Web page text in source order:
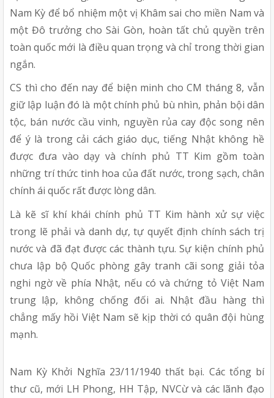
Nam Kỳ để bổ nhiệm một vị Khâm sai cho miền Nam và
một Đô trưởng cho Sài Gòn, hoàn tất chủ quyền trên
toàn quốc mới là điều quan trọng và chỉ trong thời gian
ngắn.
CS thì cho đến nay để biện minh cho CM tháng 8, vẫn
giữ lập luận đó là một chính phủ bù nhìn, phản bội dân
tộc, bán nước cầu vinh, nguyền rủa cay độc song nên
để ý là trong cải cách giáo dục, tiếng Nhật không hề
được đưa vào dạy và chính phủ TT Kim gồm toàn
những trí thức tinh hoa của đất nước, trong sạch, chân
chính ái quốc rất được lòng dân.
Là kẽ sĩ khí khái chính phủ TT Kim hành xử sự việc
trong lẽ phải và danh dự, tự quyết định chính sách trị
nước và đã đạt được các thành tựu. Sự kiện chính phủ
chưa lập bộ Quốc phòng gây tranh cãi song giải tỏa
nghi ngờ về phía Nhật, nếu có và chứng tỏ Việt Nam
trung lập, không chống đối ai. Nhật đầu hàng thì
chẳng mấy hồi Việt Nam sẽ kịp thời có quân đội hùng
mạnh.
Nam Kỳ Khởi Nghĩa 23/11/1940 thất bại. Các tổng bí
thư cũ, mới LH Phong, HH Tập, NVCừ và các lãnh đạo